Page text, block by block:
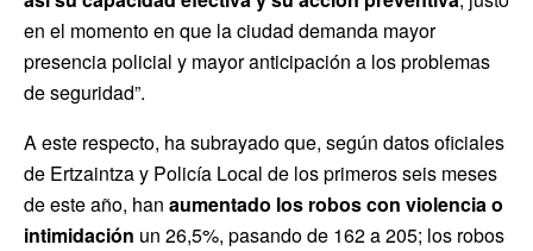
en el momento en que la ciudad demanda mayor
presencia policial y mayor anticipación a los problemas
de seguridad”.
A este respecto, ha subrayado que, según datos oficiales
de Ertzaintza y Policía Local de los primeros seis meses
de este año, han aumentado los robos con violencia o
intimidación un 26,5%, pasando de 162 a 205; los robos